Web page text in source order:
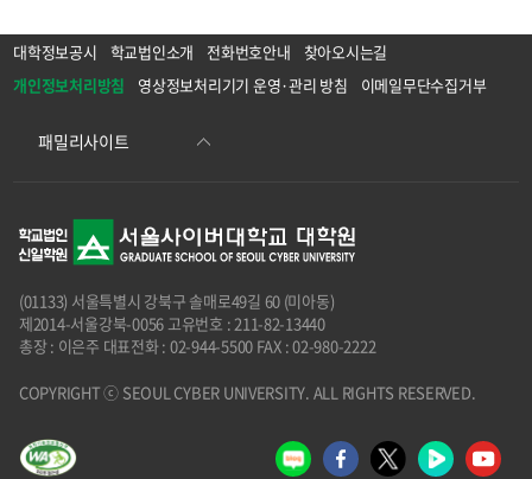
대학정보공시 학교법인소개 전화번호안내
찾아오시는길
개인정보처리방침
영상정보처리기기 운영·관리 방침 이메일무단수집거부
(01133) 서울특별시 강북구 솔매로49길 60 (미아동)
제2014-서울강북-0056 고유번호 : 211-82-13440
총장 : 이은주 대표전화 : 02-944-5500 FAX : 02-980-2222
COPYRIGHT ⓒ SEOUL CYBER UNIVERSITY. ALL RIGHTS RESERVED.